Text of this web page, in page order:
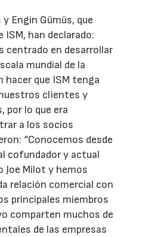
Engin Gümüs, que
han declarado:
centrado en desarrollar
mundial de la
hacer que ISM tenga
clientes y
por lo que era
a los socios
“Conocemos desde
cofundador y actual
Joe Milot y hemos
relación comercial con
principales miembros
comparten muchos de
de las empresas